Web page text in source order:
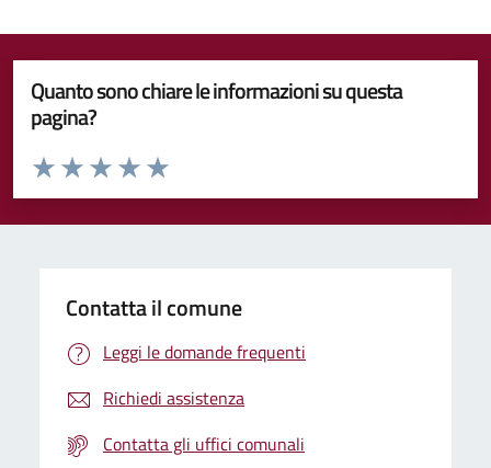
Quanto sono chiare le informazioni su questa
pagina?
Valuta da 1 a 5 stelle la pagina
Valuta 5 stelle su 5
Valuta 4 stelle su 5
Valuta 3 stelle su 5
Valuta 2 stelle su 5
Valuta 1 stelle su 5
Contatta il comune
Leggi le domande frequenti
Richiedi assistenza
Contatta gli uffici comunali